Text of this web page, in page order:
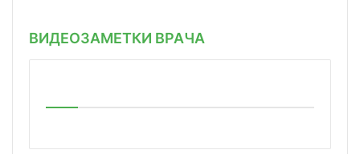
ВИДЕОЗАМЕТКИ ВРАЧА